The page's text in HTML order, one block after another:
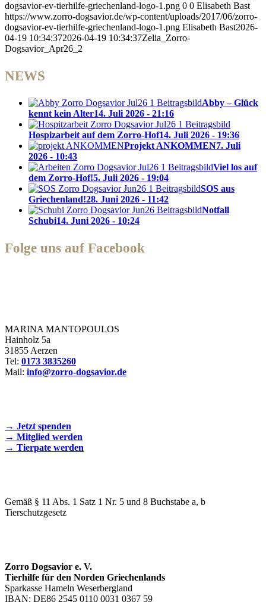
dogsavior-ev-tierhilfe-griechenland-logo-1.png 0 0 Elisabeth Bast
https://www.zorro-dogsavior.de/wp-content/uploads/2017/06/zorro-
dogsavior-ev-tierhilfe-griechenland-logo-1.png Elisabeth Bast2026-
04-19 10:34:372026-04-19 10:34:37Zelia_Zorro-
Dogsavior_Apr26_2
NEWS
Abby – Glück
kennt kein Alter14. Juli 2026 - 21:16
Hospizarbeit auf dem Zorro-Hof14. Juli 2026 - 19:36
Projekt ANKOMMEN7. Juli
2026 - 10:43
Viel los auf
dem Zorro-Hof!5. Juli 2026 - 19:04
SOS aus
Griechenland!28. Juni 2026 - 11:42
Notfall
Schubi14. Juni 2026 - 10:24
Folge uns auf Facebook
MARINA MANTOPOULOS
Hainholz 5a
31855 Aerzen
Tel: 0173 3835260
Mail: info@zorro-dogsavior.de
→ Jetzt spenden
→ Mitglied werden
→ Tierpate werden
Gemäß § 11 Abs. 1 Satz 1 Nr. 5 und 8 Buchstabe a, b
Tierschutzgesetz
Zorro Dogsavior e. V.
Tierhilfe für den Norden Griechenlands
Sparkasse Hameln Weserbergland
IBAN: DE86 2545 0110 0031 0367 59